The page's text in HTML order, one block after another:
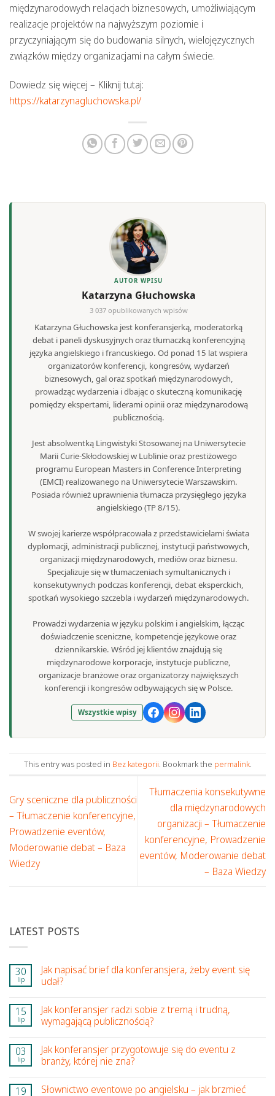
międzynarodowych relacjach biznesowych, umożliwiającym
realizacje projektów na najwyższym poziomie i
przyczyniającym się do budowania silnych, wielojęzycznych
związków między organizacjami na całym świecie.
Dowiedz się więcej – Kliknij tutaj:
https://katarzynagluchowska.pl/
AUTOR WPISU
Katarzyna Głuchowska
3 037 opublikowanych wpisów
Katarzyna Głuchowska jest konferansjerką, moderatorką
debat i paneli dyskusyjnych oraz tłumaczką konferencyjną
języka angielskiego i francuskiego. Od ponad 15 lat wspiera
organizatorów konferencji, kongresów, wydarzeń
biznesowych, gal oraz spotkań międzynarodowych,
prowadząc wydarzenia i dbając o skuteczną komunikację
pomiędzy ekspertami, liderami opinii oraz międzynarodową
publicznością.
Jest absolwentką Lingwistyki Stosowanej na Uniwersytecie
Marii Curie-Skłodowskiej w Lublinie oraz prestiżowego
programu European Masters in Conference Interpreting
(EMCI) realizowanego na Uniwersytecie Warszawskim.
Posiada również uprawnienia tłumacza przysięgłego języka
angielskiego (TP 8/15).
W swojej karierze współpracowała z przedstawicielami świata
dyplomacji, administracji publicznej, instytucji państwowych,
organizacji międzynarodowych, mediów oraz biznesu.
Specjalizuje się w tłumaczeniach symultanicznych i
konsekutywnych podczas konferencji, debat eksperckich,
spotkań wysokiego szczebla i wydarzeń międzynarodowych.
Prowadzi wydarzenia w języku polskim i angielskim, łącząc
doświadczenie sceniczne, kompetencje językowe oraz
dziennikarskie. Wśród jej klientów znajdują się
międzynarodowe korporacje, instytucje publiczne,
organizacje branżowe oraz organizatorzy największych
konferencji i kongresów odbywających się w Polsce.
Wszystkie wpisy
This entry was posted in Bez kategorii. Bookmark the permalink.
Gry sceniczne dla publiczności
– Tłumaczenie konferencyjne,
Prowadzenie eventów,
Moderowanie debat – Baza
Wiedzy
Tłumaczenia konsekutywne
dla międzynarodowych
organizacji – Tłumaczenie
konferencyjne, Prowadzenie
eventów, Moderowanie debat
– Baza Wiedzy
LATEST POSTS
30
lip
Jak napisać brief dla konferansjera, żeby event się
udał?
15
lip
Jak konferansjer radzi sobie z tremą i trudną,
wymagającą publicznością?
03
lip
Jak konferansjer przygotowuje się do eventu z
branży, której nie zna?
19
Słownictwo eventowe po angielsku – jak brzmieć